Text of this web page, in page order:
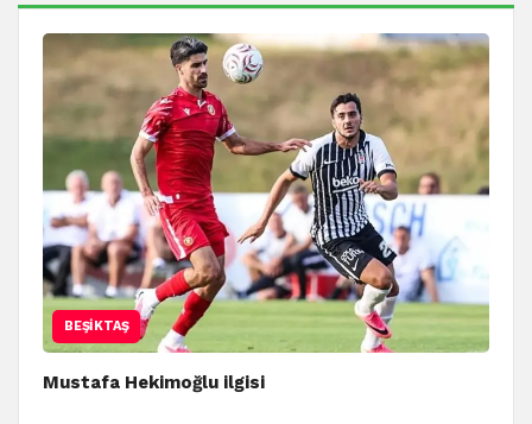
BEŞIKTAŞ
Mustafa Hekimoğlu ilgisi